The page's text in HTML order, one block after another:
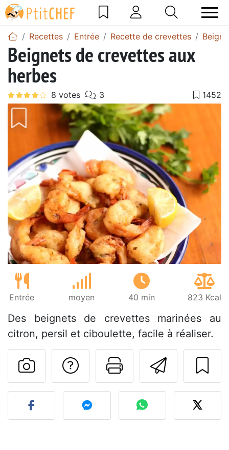
Recettes Entrée Recette de crevettes
Beignets de crevettes aux
herbes
Entrée moyen 40 min 823 Kcal
Des beignets de crevettes marinées au
citron, persil et ciboulette, facile à réaliser.
Imprimer
Poser une
Publier votre photo de